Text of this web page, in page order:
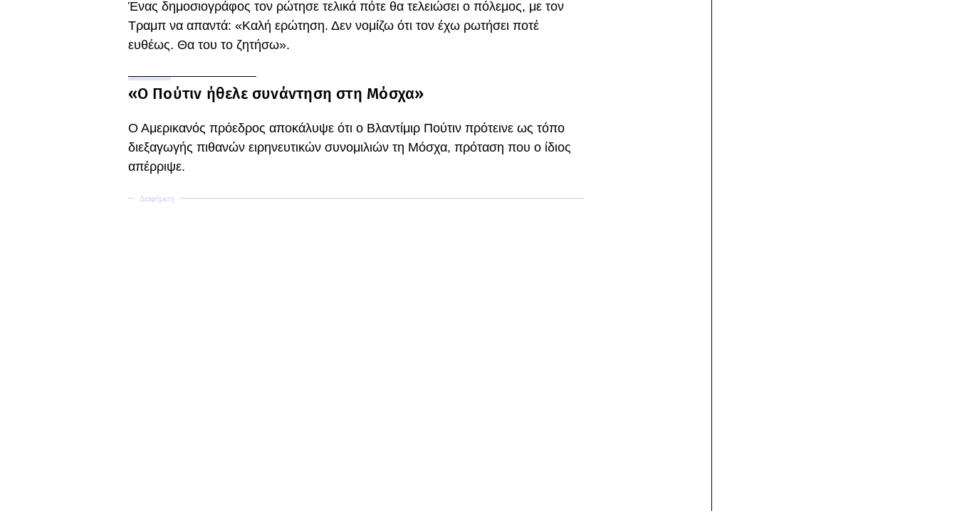
Ένας δημοσιογράφος τον ρώτησε τελικά πότε θα τελειώσει ο πόλεμος, με τον
Τραμπ να απαντά: «Καλή ερώτηση. Δεν νομίζω ότι τον έχω ρωτήσει ποτέ
ευθέως. Θα του το ζητήσω».
«Ο Πούτιν ήθελε συνάντηση στη Μόσχα»
Ο Αμερικανός πρόεδρος αποκάλυψε ότι ο Βλαντίμιρ Πούτιν πρότεινε ως τόπο
διεξαγωγής πιθανών ειρηνευτικών συνομιλιών τη Μόσχα, πρόταση που ο ίδιος
απέρριψε.